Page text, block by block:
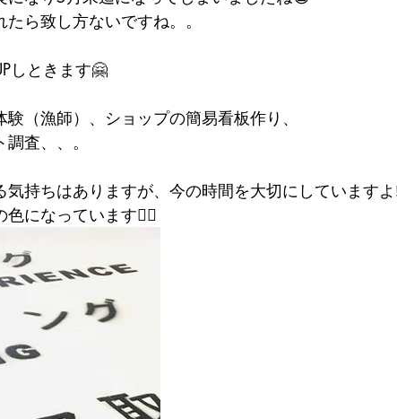
ら致し方ないですね。。
しときます🤗
（漁師）、ショップの簡易看板作り、
査、、。
気持ちはありますが、今の時間を大切にしています
になっています🙋‍♂️